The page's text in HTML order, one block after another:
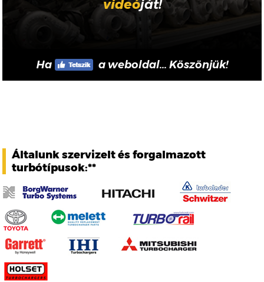
videóját!
Ha a weboldal... Köszönjük!
Általunk szervizelt és forgalmazott
turbótípusok:**